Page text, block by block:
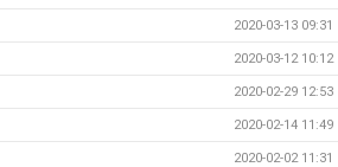
2020-03-13 09:31
2020-03-12 10:12
2020-02-29 12:53
2020-02-14 11:49
2020-02-02 11:31